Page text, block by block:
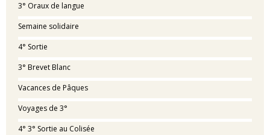
3° Oraux de langue
Semaine solidaire
4° Sortie
3° Brevet Blanc
Vacances de Pâques
Voyages de 3°
4° 3° Sortie au Colisée